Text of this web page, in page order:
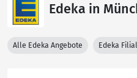
Edeka in
Alle Edeka Angebote Edeka